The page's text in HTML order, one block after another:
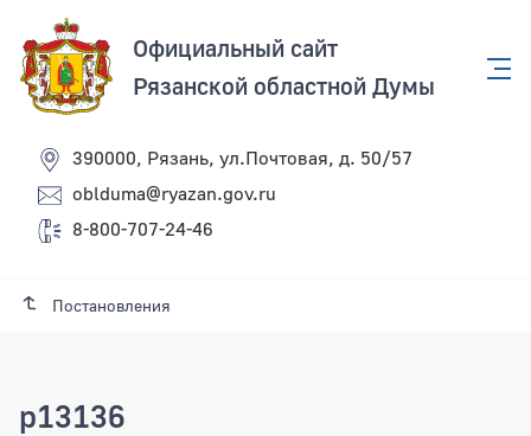
Официальный сайт
Рязанской областной Думы
390000, Рязань, ул.Почтовая, д. 50/57
oblduma@ryazan.gov.ru
8-800-707-24-46
Постановления
p13136